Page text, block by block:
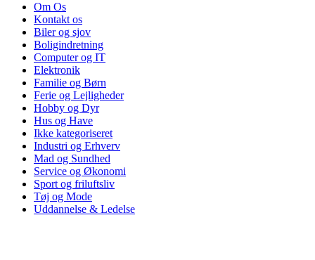
Om Os
Kontakt os
Biler og sjov
Boligindretning
Computer og IT
Elektronik
Familie og Børn
Ferie og Lejligheder
Hobby og Dyr
Hus og Have
Ikke kategoriseret
Industri og Erhverv
Mad og Sundhed
Service og Økonomi
Sport og friluftsliv
Tøj og Mode
Uddannelse & Ledelse